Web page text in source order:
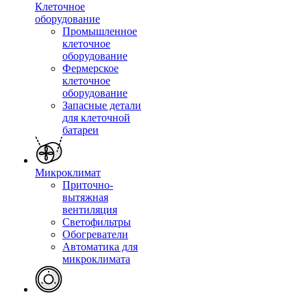
Клеточное
оборудование
Промышленное
клеточное
оборудование
Фермерское
клеточное
оборудование
Запасные детали
для клеточной
батареи
Микроклимат
Приточно-
вытяжная
вентиляция
Светофильтры
Обогреватели
Автоматика для
микроклимата